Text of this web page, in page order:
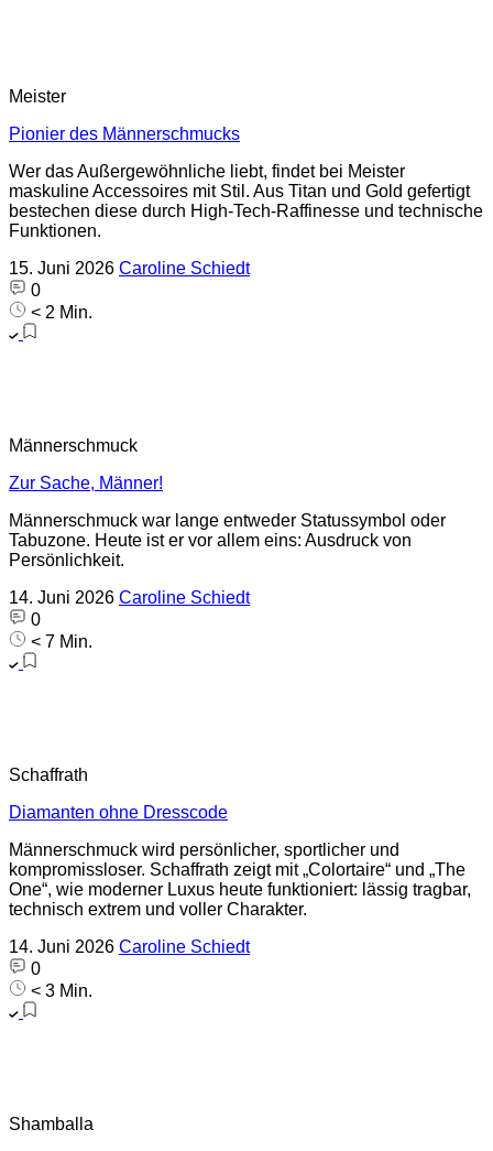
Meister
Pionier des Männerschmucks
Wer das Außergewöhnliche liebt, findet bei Meister
maskuline Accessoires mit Stil. Aus Titan und Gold gefertigt
bestechen diese durch High-Tech-Raffinesse und technische
Funktionen.
15. Juni 2026 Caroline Schiedt
0
< 2 Min.
Männerschmuck
Zur Sache, Männer!
Männerschmuck war lange entweder Statussymbol oder
Tabuzone. Heute ist er vor allem eins: Ausdruck von
Persönlichkeit.
14. Juni 2026 Caroline Schiedt
0
< 7 Min.
Schaffrath
Diamanten ohne Dresscode
Männerschmuck wird persönlicher, sportlicher und
kompromissloser. Schaffrath zeigt mit „Colortaire“ und „The
One“, wie moderner Luxus heute funktioniert: lässig tragbar,
technisch extrem und voller Charakter.
14. Juni 2026 Caroline Schiedt
0
< 3 Min.
Shamballa